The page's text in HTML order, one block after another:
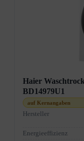
Haier
BD14979U1
auf Kernangaben
Hersteller
Energieeffizienz